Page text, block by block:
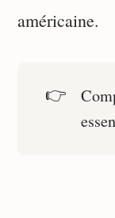
américaine.
👉